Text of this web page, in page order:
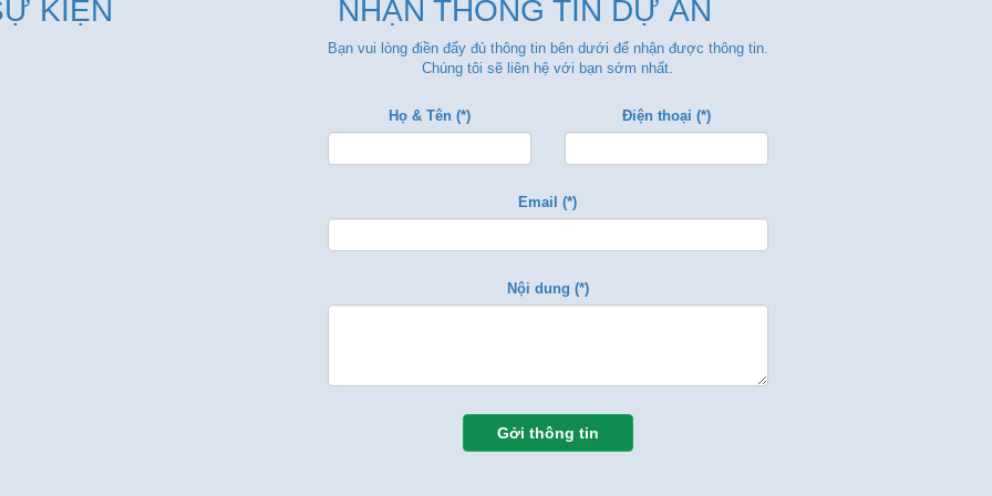
KIỆN NHẬN THÔNG TIN DỰ ÁN
Bạn vui lòng điền đẩy đủ thông tin bên dưới để nhận được thông tin.
Chúng tôi sẽ liên hệ với bạn sớm nhất.
Họ & Tên (*) Điện thoại (*)
Email (*)
Nội dung (*)
Gởi thông tin